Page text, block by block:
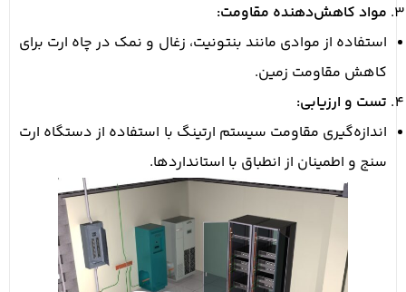
مواد کاهش‌دهنده مقاومت:
استفاده از موادی مانند بنتونیت، زغال و نمک در چاه ارت برای
کاهش مقاومت زمین.
تست و ارزیابی:
اندازه‌گیری مقاومت سیستم ارتینگ با استفاده از دستگاه ارت
سنج و اطمینان از انطباق با استانداردها.